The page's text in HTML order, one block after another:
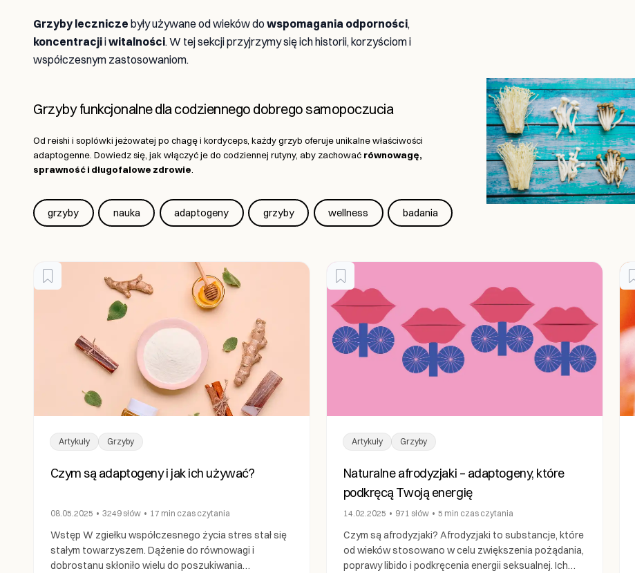
Grzyby lecznicze były używane od wieków do wspomagania odporności,
koncentracjiiwitalności. W tej sekcji przyjrzymy się ich historii, korzyściom i
współczesnym zastosowaniom.
Grzyby funkcjonalne dla codziennego dobrego samopoczucia
Od reishi i soplówki jeżowatej po chagę i kordyceps, każdy grzyb oferuje unikalne właściwości
adaptogenne. Dowiedz się, jak włączyć je do codziennej rutyny, aby zachować równowagę,
sprawność i długofalowe zdrowie
grzyby nauka adaptogeny grzyby wellness badania
Artykuły Grzyby
Czym są adaptogeny i jak ich używać?
08.05.2025 • 3249 słów • 17 min czas czytania
Wstęp W zgiełku współczesnego życia stres stał się
stałym towarzyszem. Dążenie do równowagi i
dobrostanu skłoniło wielu do poszukiwania
Artykuły Grzyby
Naturalne afrodyzjaki – adaptogeny, które
podkręcą Twoją energię
14.02.2025 • 971 słów • 5 min czas czytania
Czym są afrodyzjaki? Afrodyzjaki to substancje, które
od wieków stosowano w celu zwiększenia pożądania,
poprawy libido i podkręcenia energii seksualnej. Ich